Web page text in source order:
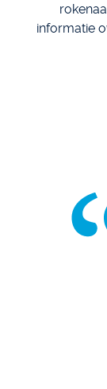
informatie